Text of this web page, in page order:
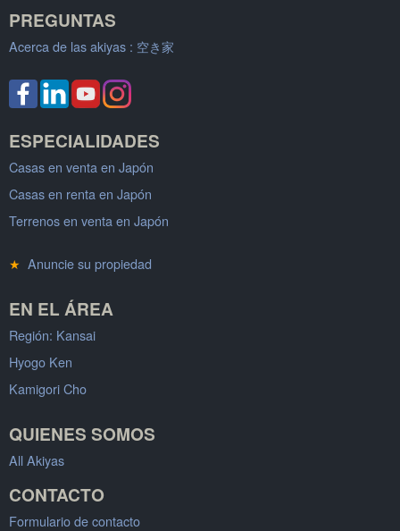
PREGUNTAS
Acerca de las akiyas : 空き家
ESPECIALIDADES
Casas en venta en Japón
Casas en renta en Japón
Terrenos en venta en Japón
★ Anuncie su propiedad
EN EL ÁREA
Región: Kansai
Hyogo Ken
Kamigori Cho
QUIENES SOMOS
All Akiyas
CONTACTO
Formulario de contacto